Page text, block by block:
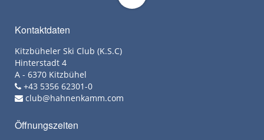
Kontaktdaten
Kitzbüheler Ski Club (K.S.C)
Hinterstadt 4
A - 6370 Kitzbühel
+43 5356 62301-0
club@hahnenkamm.com
Öffnungszeiten